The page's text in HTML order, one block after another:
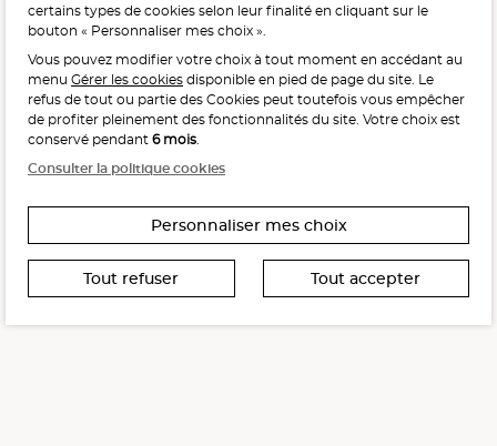
Interdiction de vente de boissons alcooliques
aux mineurs de moins de 18 ans
La preuve de majorité de l’acheteur est exigée au moment
de la vente en ligne.
certains types de cookies selon leur finalité en cliquant sur le
bouton « Personnaliser mes choix ».
Vous pouvez modifier votre choix à tout moment en accédant au
menu Gérer les cookies disponible en pied de page du site. Le
refus de tout ou partie des Cookies peut toutefois vous empêcher
de profiter pleinement des fonctionnalités du site. Votre choix est
conservé pendant 6 mois.
Consulter la politique cookies
Personnaliser mes choix
Tout refuser Tout accepter